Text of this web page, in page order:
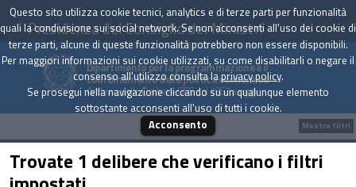
Presidenza del Consiglio dei Ministri
Dipartimento per la programmazione e il
coordinamento della politica economica
Archivio delle Delibere CIPE dal 1967 a oggi
Trovate 1 delibere che verificano i filtri
Mostra filtri
Questo sito utilizza cookie tecnici, analytics e di terze parti per funzionalità
quali la condivisione sui social network. Se non acconsenti all'uso dei cookie di
terze parti, alcune di queste funzionalità potrebbero non essere disponibili.
Per maggiori informazioni sui cookie utilizzati, su come disabilitarli o negare il
consenso all'utilizzo consulta laprivacy policy.
Se prosegui nella navigazione cliccando su un qualunque elemento
sottostante acconsenti all'uso di tutti i cookie.
Acconsento